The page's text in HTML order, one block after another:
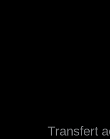
Transfert